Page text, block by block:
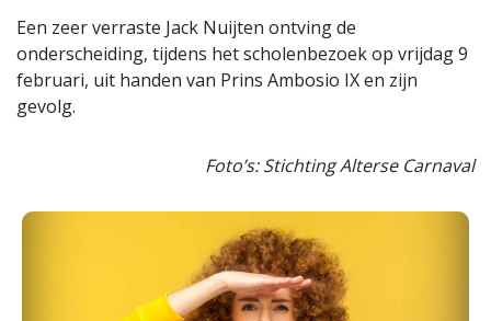
Een zeer verraste Jack Nuijten ontving de
onderscheiding, tijdens het scholenbezoek op vrijdag 9
februari, uit handen van Prins Ambosio IX en zijn
gevolg.
Foto’s: Stichting Alterse Carnaval